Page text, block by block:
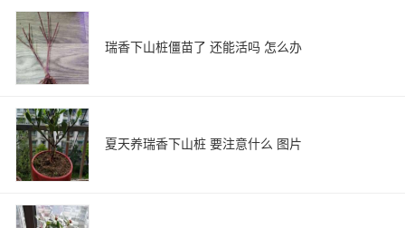
瑞香下山桩僵苗了 还能活吗 怎么办
夏天养瑞香下山桩 要注意什么 图片